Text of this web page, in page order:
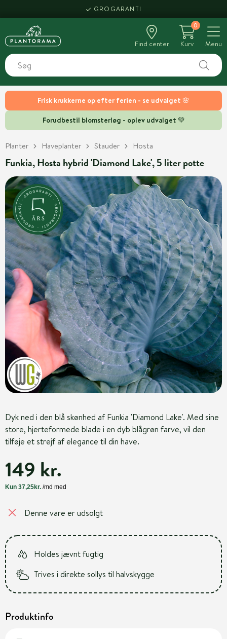
Frisk krukkerne op efter ferien - se udvalget 🌸
Forudbestil blomsterløg - oplev udvalget 💚
GROGARANTI
Find center
0
Kurv
Menu
Planter Haveplanter Stauder Hosta
Funkia, Hosta hybrid 'Diamond Lake', 5 liter potte
Dyk ned i den blå skønhed af Funkia 'Diamond Lake'. Med sine
store, hjerteformede blade i en dyb blågrøn farve, vil den
tilføje et strejf af elegance til din have.
149 kr.
Denne vare er udsolgt
Holdes jævnt fugtig
Trives i direkte sollys til halvskygge
Produktinfo